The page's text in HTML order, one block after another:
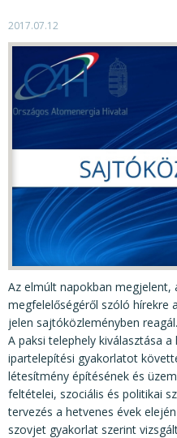
BEMUTATKOZÁS
FELADATOK
KÖZÉRDEKŰ ADATOK
JOGI SZABÁLYOZÁS,
KIADVÁNYOK, JELENTÉSEK
NYOMTATVÁNYOK,
E-ÜGYINTÉZÉS
2017.07.12
Az elmúlt napokban megjelent,
megfelelőségéről szóló hírekre
jelen sajtóközleményben reagál.
A paksi telephely kiválasztása
ipartelepítési gyakorlatot
létesítmény építésének és
feltételei, szociális és politikai
tervezés a hetvenes évek
szovjet gyakorlat szerint